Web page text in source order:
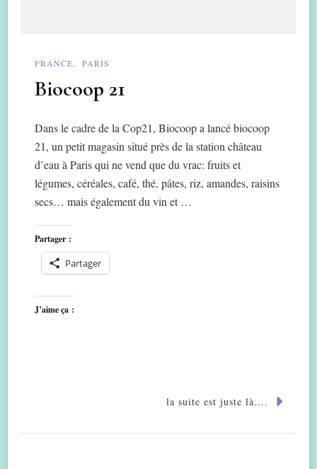
FRANCE PARIS
Biocoop 21
Dans le cadre de la Cop21, Biocoop a lancé biocoop
21, un petit magasin situé près de la station château
d’eau à Paris qui ne vend que du vrac: fruits et
légumes, céréales, café, thé, pâtes, riz, amandes, raisins
secs… mais également du vin et …
Partager :
Partager
J’aime ça :
la suite est juste là....